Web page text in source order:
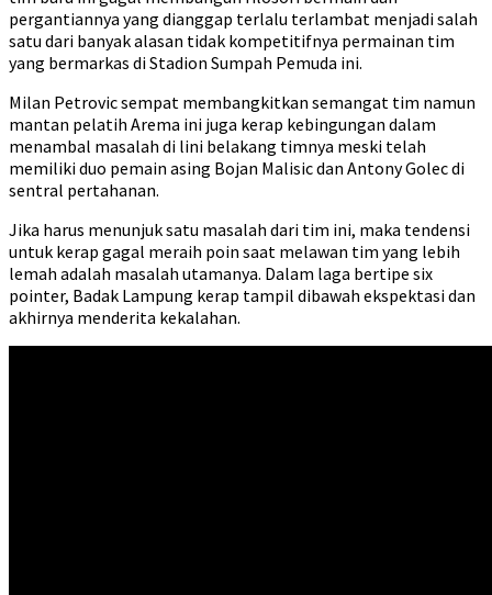
pergantiannya yang dianggap terlalu terlambat menjadi salah
satu dari banyak alasan tidak kompetitifnya permainan tim
yang bermarkas di Stadion Sumpah Pemuda ini.
Milan Petrovic sempat membangkitkan semangat tim namun
mantan pelatih Arema ini juga kerap kebingungan dalam
menambal masalah di lini belakang timnya meski telah
memiliki duo pemain asing Bojan Malisic dan Antony Golec di
sentral pertahanan.
Jika harus menunjuk satu masalah dari tim ini, maka tendensi
untuk kerap gagal meraih poin saat melawan tim yang lebih
lemah adalah masalah utamanya. Dalam laga bertipe six
pointer, Badak Lampung kerap tampil dibawah ekspektasi dan
akhirnya menderita kekalahan.